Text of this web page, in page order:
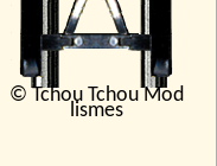
© Tchou Tchou Mod
lismes